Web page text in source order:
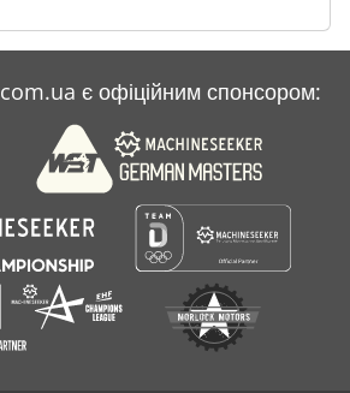
є офіційним спонсором: